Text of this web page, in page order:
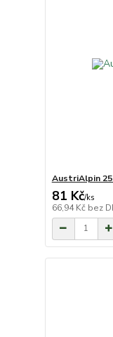
AustriAlpin
81 Kč/ks
66,94 Kč bez